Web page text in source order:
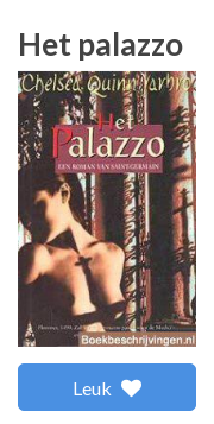
Het palazzo
Leuk